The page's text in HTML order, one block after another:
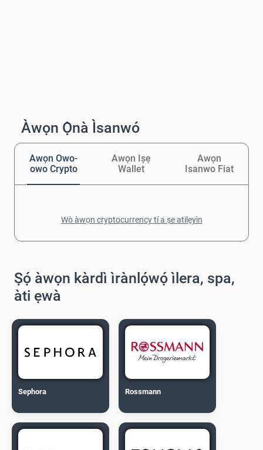
Àwọn Ọ̀nà Ìsanwó
Awọn Owo-
owo Crypto
Awọn Iṣẹ
Wallet
Awọn
Isanwo Fiat
Wò àwọn cryptocurrency tí a ṣe atilẹyìn
Ṣọ́ àwọn kàrdì ìrànlọ́wọ́ ìlera, spa,
àti ẹwà
Sephora Rossmann